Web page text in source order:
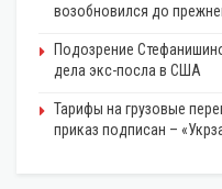
возобновился до
Подозрение
дела экс-посла в США
Тарифы на грузовые
приказ подписан –